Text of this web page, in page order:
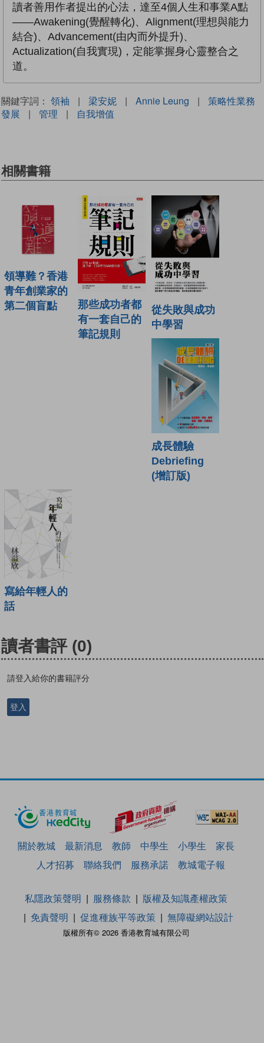
讀者善用作者提出的心法，達至4個人生和事業A點
——Awakening(覺醒轉化)、Alignment(理想與能力
結合)、Advancement(由內而外提升)、
Actualization(自我實現)，定能掌握身心靈整合之
道。
關鍵字詞： 領袖 | 梁安妮 | Annie Leung |
策略性業務
發展
| 管理 | 自我增值
相關書籍
領導難？香港
青年創業家的
第二個盲點
那些成功者都
有一套自己的
筆記規則
從失敗與成功
中學習
成長體驗
Debriefing
(增訂版)
寫給年輕人的
話
讀者書評 (0)
請登入給你的書籍評分
登入
關於教城 最新消息 教師 中學生 小學生
家長
人才招募
聯絡我們 服務承諾 教城電子報
版權所有© 2026 香港教育城有限公司
私隱政策聲明 服務條款
版權及知識產權政策
免責聲明
促進種族平等政策 無障礙網站設計